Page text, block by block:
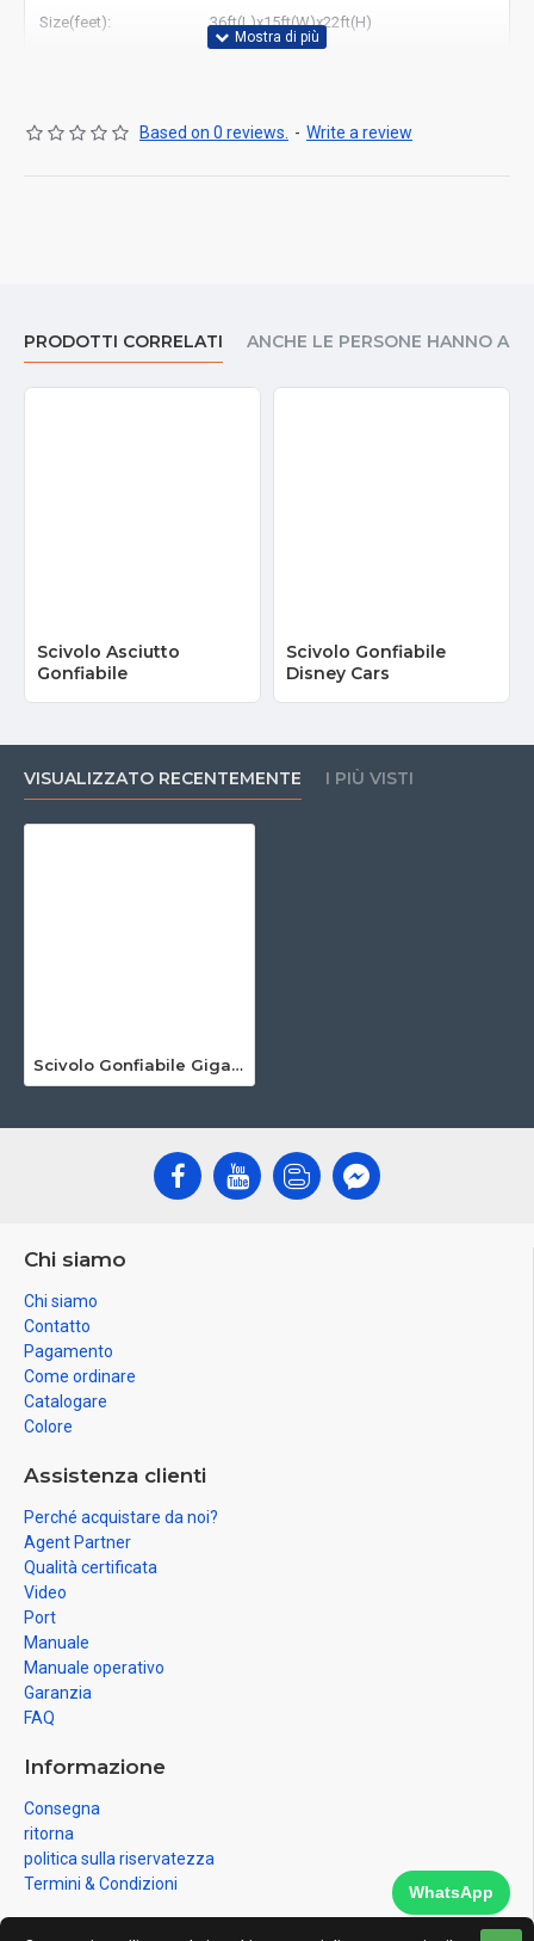
Size(feet): 36ft(L)x15ft(W)x22ft(H)
Based on 0 reviews. - Write a review
PRODOTTI CORRELATI ANCHE LE PERSONE HANNO
Scivolo Asciutto
Gonfiabile
Scivolo Gonfiabile
Disney Cars
VISUALIZZATO RECENTEMENTE I PIÙ VISTI
Scivolo Gonfiabile Gigante
Chi siamo
Chi siamo
Contatto
Pagamento
Come ordinare
Catalogare
Colore
Assistenza clienti
Perché acquistare da noi?
Agent Partner
Qualità certificata
Video
Port
Manuale
Manuale operativo
Garanzia
FAQ
Informazione
Consegna
ritorna
politica sulla riservatezza
Termini & Condizioni
WhatsApp